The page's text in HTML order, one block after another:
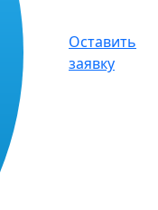
Оставить
заявку